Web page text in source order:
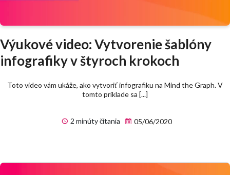
Výukové video: Vytvorenie šablóny
infografiky v štyroch krokoch
Toto video vám ukáže, ako vytvoriť infografiku na Mind the Graph. V
tomto príklade sa [...]
2 minúty čítania 05/06/2020